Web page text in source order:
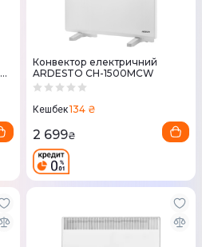
Конвектор електричний
ARDESTO CH-1500MCW
Кешбек134 ₴
2 699₴